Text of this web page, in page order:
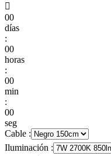

00
días
:
00
horas
:
00
min
:
00
seg
Cable :
Iluminación :